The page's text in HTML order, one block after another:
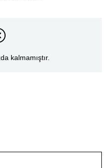
kalmamıştır.